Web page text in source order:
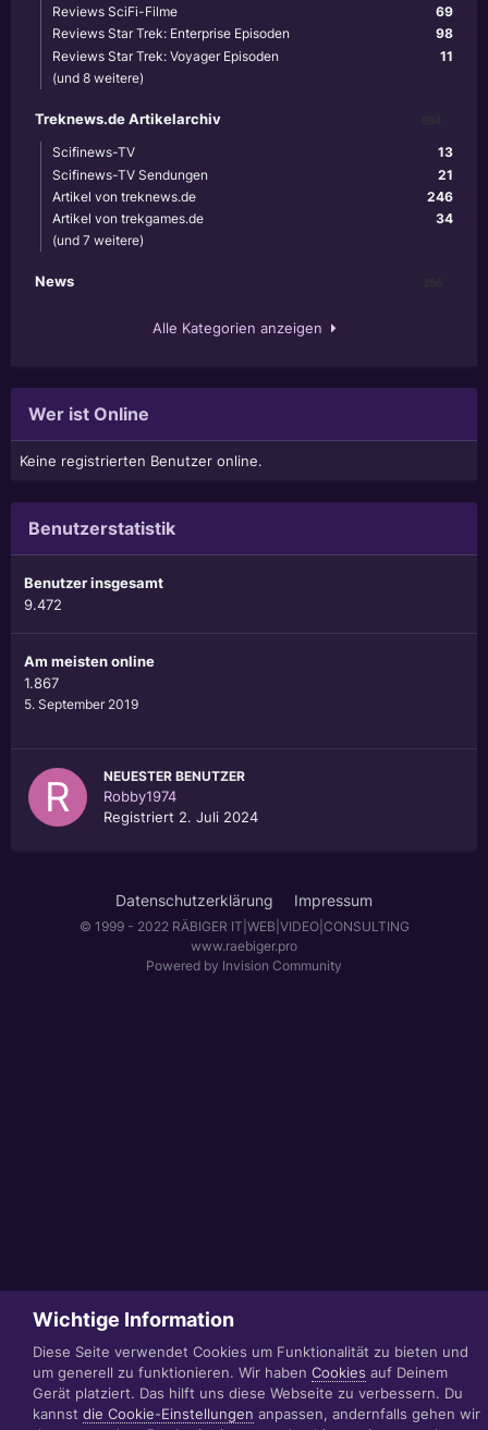
69
Reviews SciFi-Filme
98
Reviews Star Trek: Enterprise Episoden
11
Reviews Star Trek: Voyager Episoden
(und 8 weitere)
Treknews.de Artikelarchiv
13
Scifinews-TV
21
Scifinews-TV Sendungen
246
Artikel von treknews.de
34
Artikel von trekgames.de
(und 7 weitere)
News
Alle Kategorien anzeigen
Wer ist Online
Keine registrierten Benutzer online.
Benutzerstatistik
Benutzer insgesamt
9.472
Am meisten online
1.867
5. September 2019
NEUESTER BENUTZER
Robby1974
Registriert 2. Juli 2024
Datenschutzerklärung Impressum
© 1999 - 2022 RÄBIGER IT|WEB|VIDEO|CONSULTING
www.raebiger.pro
Powered by Invision Community
Wichtige Information
Diese Seite verwendet Cookies um Funktionalität zu bieten und
um generell zu funktionieren. Wir haben Cookies auf Deinem
Gerät platziert. Das hilft uns diese Webseite zu verbessern. Du
kannst die Cookie-Einstellungen anpassen, andernfalls gehen wir